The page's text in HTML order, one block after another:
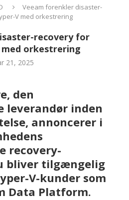
Veeam forenkler disaster-
V med orkestrering
recovery for
orkestrering
21, 2025
den
leverandør inden
annoncerer i
recovery-
bliver tilgængelig
V-kunder som
Data Platform.